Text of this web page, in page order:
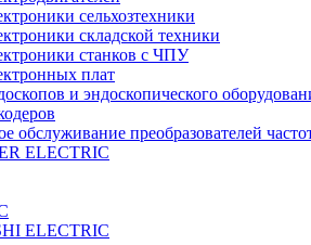
сельхозтехники
складской техники
станков с ЧПУ
плат
и эндоскопического
обслуживание преобразователей
ELECTRIC
ELECTRIC